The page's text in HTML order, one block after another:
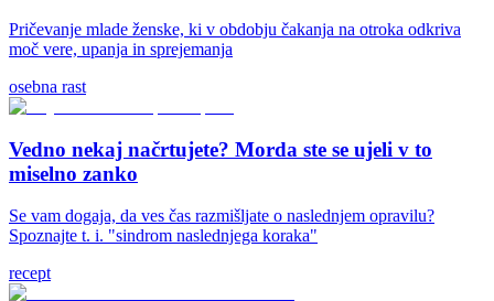
Pričevanje mlade ženske, ki v obdobju čakanja na otroka odkriva
moč vere, upanja in sprejemanja
osebna rast
Vedno nekaj načrtujete? Morda ste se ujeli v to
miselno zanko
Se vam dogaja, da ves čas razmišljate o naslednjem opravilu?
Spoznajte t. i. "sindrom naslednjega koraka"
recept